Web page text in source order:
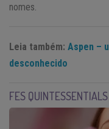
nomes.
Leia também: Aspen –
desconhecido
FES